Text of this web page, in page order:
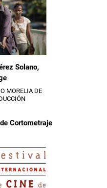
Solano,
MORELIA DE
Cortometraje